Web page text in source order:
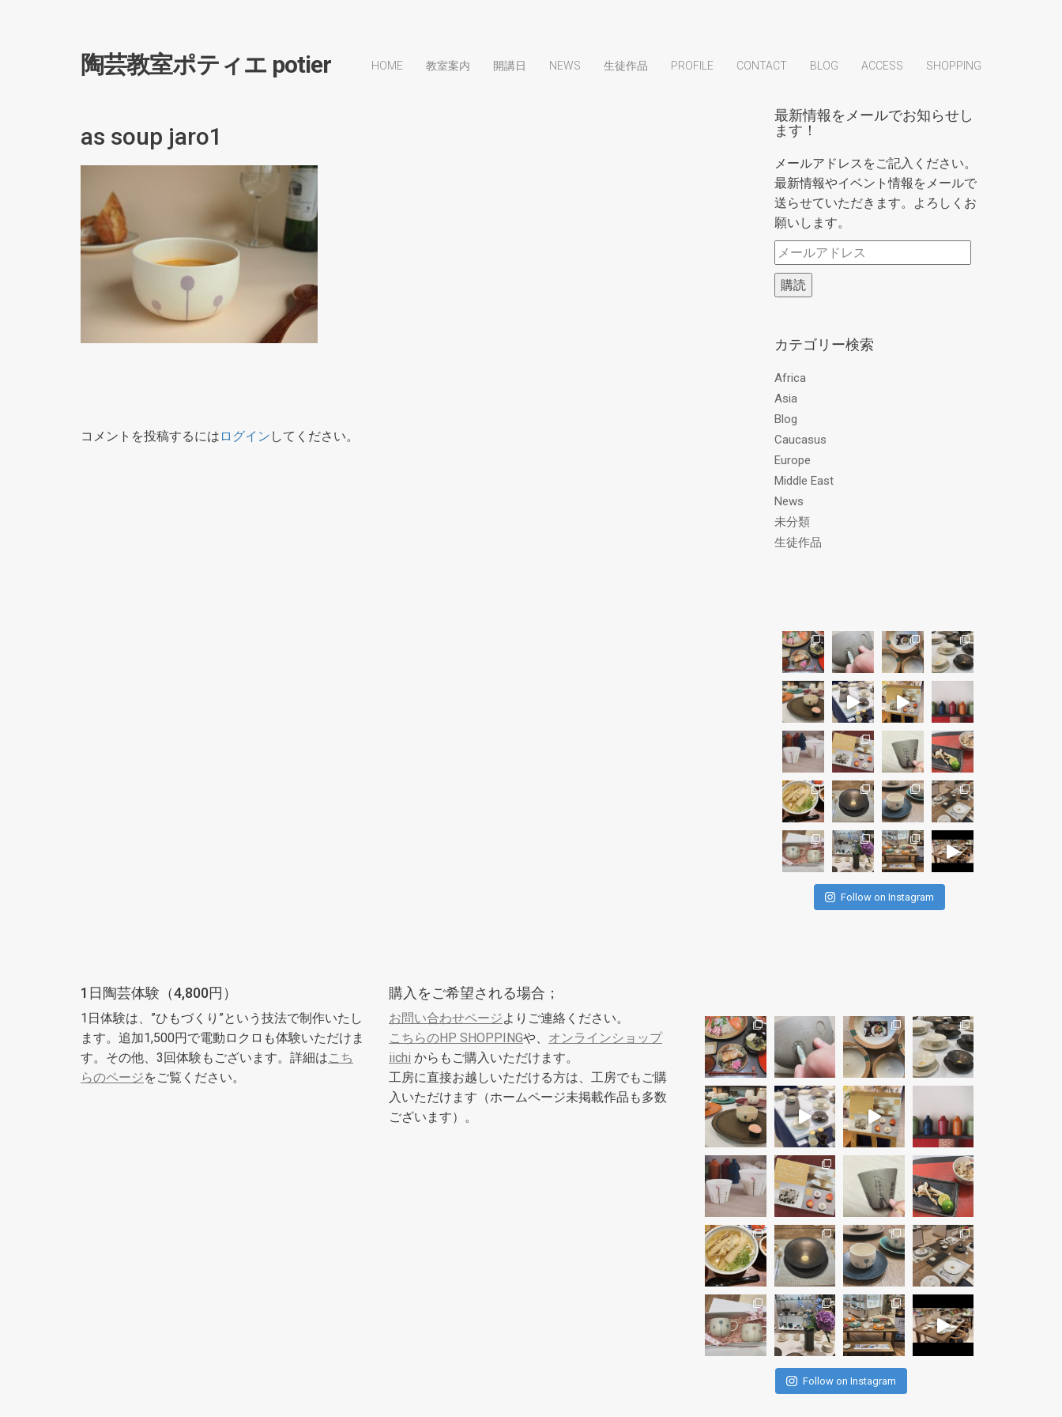
陶芸教室ポティエ potier HOME 教室案内 開講日 NEWS 生徒作品 PROFILE CONTACT BLOG ACCESS SHOPPING
as soup jaro1
コメントを投稿するには ログイン してください。
最新情報をメールでお知らせし
ます！
メールアドレスをご記入ください。
最新情報やイベント情報をメールで
送らせていただきます。よろしくお
願いします。
メ
ー
ル
レ
購読
カテゴリー検索
Africa
Asia
Blog
Caucasus
Europe
Middle East
News
未分類
生徒作品
Follow on Instagram
1日陶芸体験（4,800円）
1日体験は、”ひもづくり”という技法で制作いたし
ます。追加1,500円で電動ロクロも体験いただけま
す。その他、3回体験もございます。詳細はこち
らのページをご覧ください。
購入をご希望される場合；
お問い合わせページよりご連絡ください。
こちらのHP SHOPPINGや、 オンラインショップ
iichi からもご購入いただけます。
工房に直接お越しいただける方は、工房でもご購
入いただけます（ホームページ未掲載作品も多数
ございます）。
Follow on Instagram